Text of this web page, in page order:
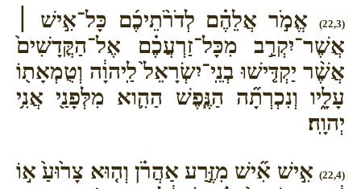
(22,3)
אֱמֹ֣ר אֲלֵהֶ֗ם לְדֹרֹ֨תֵיכֶ֜ם כָּל־אִ֣ישׁ ׀
אֲשֶׁר־יִקְרַ֣ב מִכָּל־זַרְעֲכֶ֗ם אֶל־הַקֳּדָשִׁים֙
אֲשֶׁ֨ר יַקְדִּ֤ישׁוּ בְנֵֽי־יִשְׂרָאֵל֙ לַֽיהוָ֔ה וְטֻמְאָת֖וֹ
עָלָ֑יו וְנִכְרְתָ֞ה הַנֶּ֧פֶשׁ הַהִ֛וא מִלְּפָנַ֖י אֲנִ֥י
יְהוָֽה׃
(22,4)
אִ֣ישׁ אִ֞ישׁ מִזֶּ֣רַע אַהֲרֹ֗ן וְה֤וּא צָר֙וּעַ֙ א֣וֹ